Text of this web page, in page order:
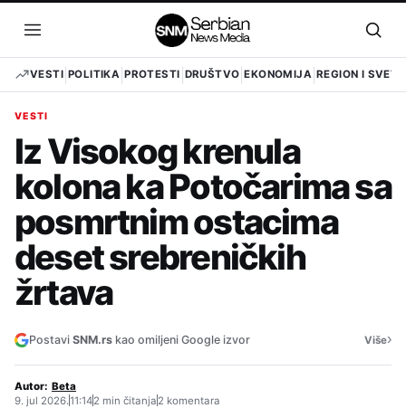
sadržaj
Otvori
meni
VESTI POLITIKA PROTESTI DRUŠTVO EKONOMIJA REGION I SVET
VESTI
Iz Visokog krenula
kolona ka Potočarima sa
posmrtnim ostacima
deset srebreničkih
žrtava
Postavi SNM.rs kao omiljeni Google izvor Više›
Autor: Beta
9. jul 2026.11:142 min čitanja 2 komentara